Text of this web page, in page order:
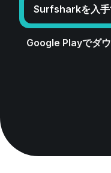
Surfsharkを入
Google Playでダ